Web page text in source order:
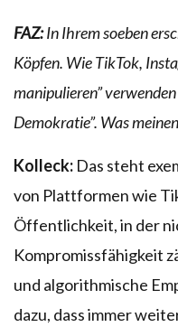
FAZ:In Ihrem soeben
Köpfen. Wie TikTok,
manipulieren”
Demokratie”. Was
Kolleck: Das steht
von Plattformen wie
Öffentlichkeit, in der
Kompromissfähigkeit
und algorithmische
dazu, dass immer